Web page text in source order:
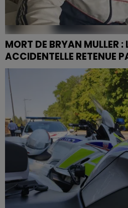
MORT DE BRYAN MULLER
ACCIDENTELLE RETENUE
Le procureur de la République
conférence de presse ce
point sur la mort du jeune